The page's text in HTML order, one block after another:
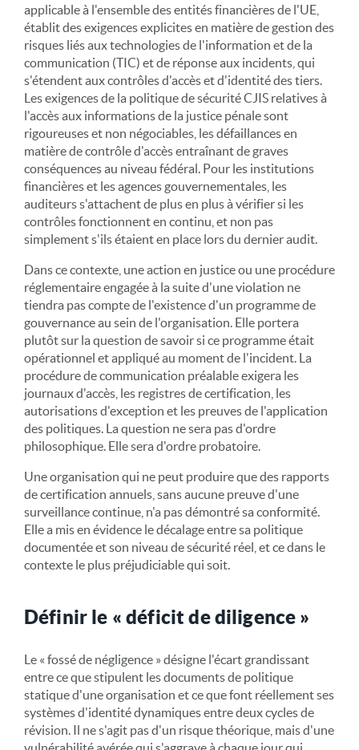
applicable à l'ensemble des entités financières de l'UE,
établit des exigences explicites en matière de gestion des
risques liés aux technologies de l'information et de la
communication (TIC) et de réponse aux incidents, qui
s'étendent aux contrôles d'accès et d'identité des tiers.
Les exigences de la politique de sécurité CJIS relatives à
l'accès aux informations de la justice pénale sont
rigoureuses et non négociables, les défaillances en
matière de contrôle d'accès entraînant de graves
conséquences au niveau fédéral. Pour les institutions
financières et les agences gouvernementales, les
auditeurs s'attachent de plus en plus à vérifier si les
contrôles fonctionnent en continu, et non pas
simplement s'ils étaient en place lors du dernier audit.
Dans ce contexte, une action en justice ou une procédure
réglementaire engagée à la suite d'une violation ne
tiendra pas compte de l'existence d'un programme de
gouvernance au sein de l'organisation. Elle portera
plutôt sur la question de savoir si ce programme était
opérationnel et appliqué au moment de l'incident. La
procédure de communication préalable exigera les
journaux d'accès, les registres de certification, les
autorisations d'exception et les preuves de l'application
des politiques. La question ne sera pas d'ordre
philosophique. Elle sera d'ordre probatoire.
Une organisation qui ne peut produire que des rapports
de certification annuels, sans aucune preuve d'une
surveillance continue, n'a pas démontré sa conformité.
Elle a mis en évidence le décalage entre sa politique
documentée et son niveau de sécurité réel, et ce dans le
contexte le plus préjudiciable qui soit.
Définir le « déficit de diligence »
Le « fossé de négligence » désigne l'écart grandissant
entre ce que stipulent les documents de politique
statique d'une organisation et ce que font réellement ses
systèmes d'identité dynamiques entre deux cycles de
révision. Il ne s'agit pas d'un risque théorique, mais d'une